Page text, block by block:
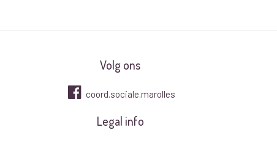
Volg ons
coord.sociale.marolles
Legal info